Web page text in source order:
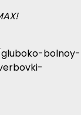
bolnoy-